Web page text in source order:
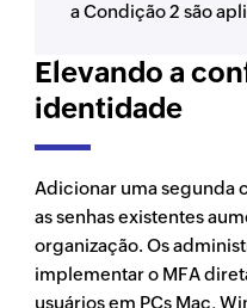
a Condição 2 são
Elevando a
identidade
Adicionar uma segunda
as senhas existentes
organização. Os
implementar o MFA
usuários em PCs Mac,